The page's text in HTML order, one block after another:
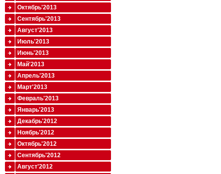
Октябрь'2013
Сентябрь'2013
Август'2013
Июль'2013
Июнь'2013
Май'2013
Апрель'2013
Март'2013
Февраль'2013
Январь'2013
Декабрь'2012
Ноябрь'2012
Октябрь'2012
Сентябрь'2012
Август'2012